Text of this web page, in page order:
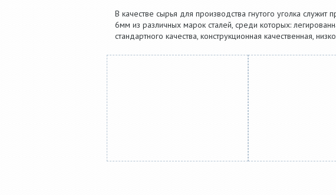
В качестве сырья для производства гнутого уголка служит
6мм из различных марок сталей, среди которых:
стандартного качества, конструкционная качественная,